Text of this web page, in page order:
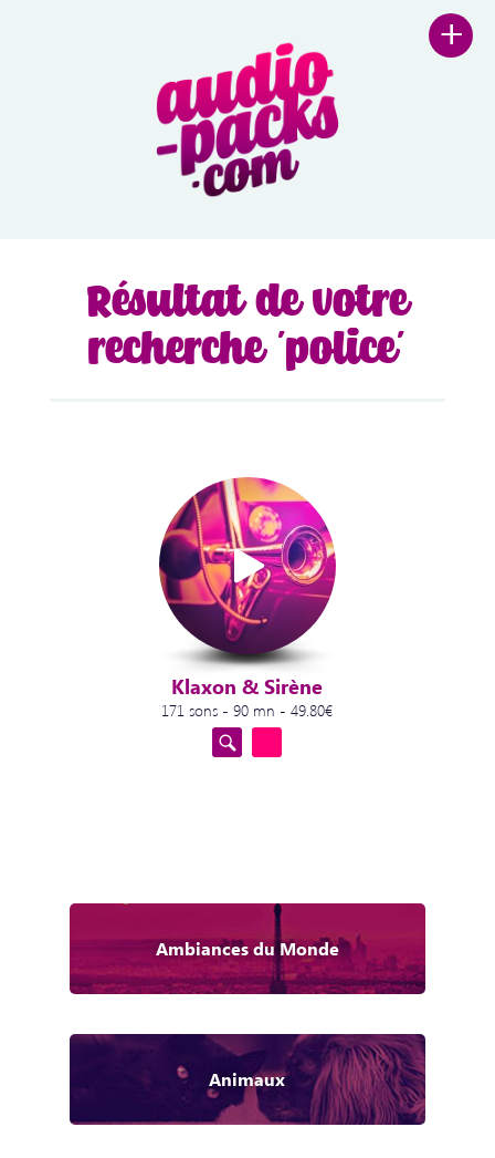
Résultat de votre
recherche 'police'
Klaxon & Sirène
171 sons - 90 mn - 49.80€
Ambiances du Monde
Animaux
+